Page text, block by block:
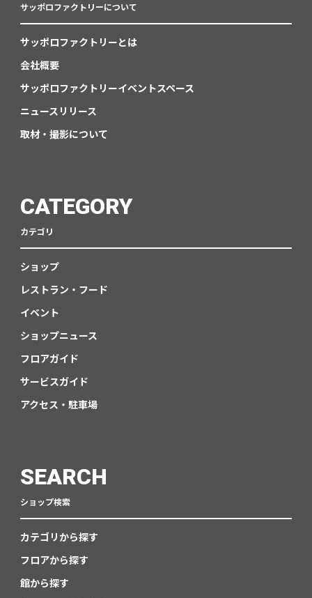
サッポロファクトリーについて
サッポロファクトリーとは
会社概要
サッポロファクトリーイベントスペース
ニュースリリース
取材・撮影について
CATEGORY
カテゴリ
ショップ
レストラン・フード
イベント
ショップニュース
フロアガイド
サービスガイド
アクセス・駐車場
SEARCH
ショップ検索
カテゴリから探す
フロアから探す
館から探す